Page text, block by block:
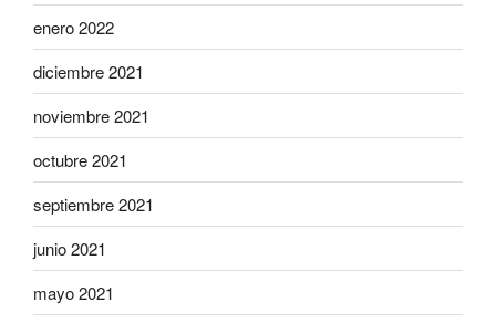
enero 2022
diciembre 2021
noviembre 2021
octubre 2021
septiembre 2021
junio 2021
mayo 2021